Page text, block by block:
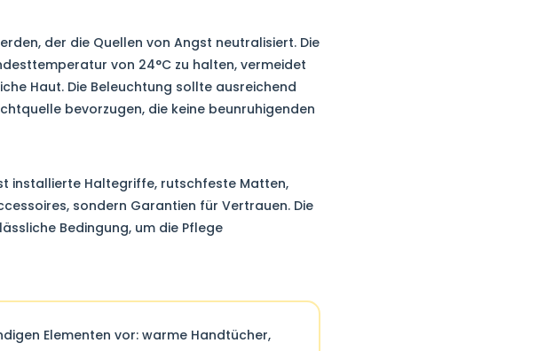
der die Quellen von Angst neutralisiert. Die
von 24°C zu halten, vermeidet
Haut. Die Beleuchtung sollte ausreichend
bevorzugen, die keine beunruhigenden
installierte Haltegriffe, rutschfeste Matten,
sondern Garantien für Vertrauen. Die
Bedingung, um die Pflege
Elementen vor: warme Handtücher,